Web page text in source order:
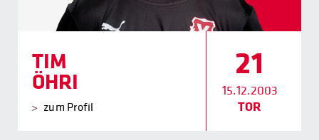
TIM
ÖHRI
zum Profil
21
15.12.2003
TOR